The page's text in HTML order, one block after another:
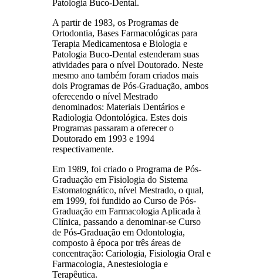
Patologia Buco-Dental.
A partir de 1983, os Programas de
Ortodontia, Bases Farmacológicas para
Terapia Medicamentosa e Biologia e
Patologia Buco-Dental estenderam suas
atividades para o nível Doutorado. Neste
mesmo ano também foram criados mais
dois Programas de Pós-Graduação, ambos
oferecendo o nível Mestrado
denominados: Materiais Dentários e
Radiologia Odontológica. Estes dois
Programas passaram a oferecer o
Doutorado em 1993 e 1994
respectivamente.
Em 1989, foi criado o Programa de Pós-
Graduação em Fisiologia do Sistema
Estomatognático, nível Mestrado, o qual,
em 1999, foi fundido ao Curso de Pós-
Graduação em Farmacologia Aplicada à
Clínica, passando a denominar-se Curso
de Pós-Graduação em Odontologia,
composto à época por três áreas de
concentração: Cariologia, Fisiologia Oral e
Farmacologia, Anestesiologia e
Terapêutica.